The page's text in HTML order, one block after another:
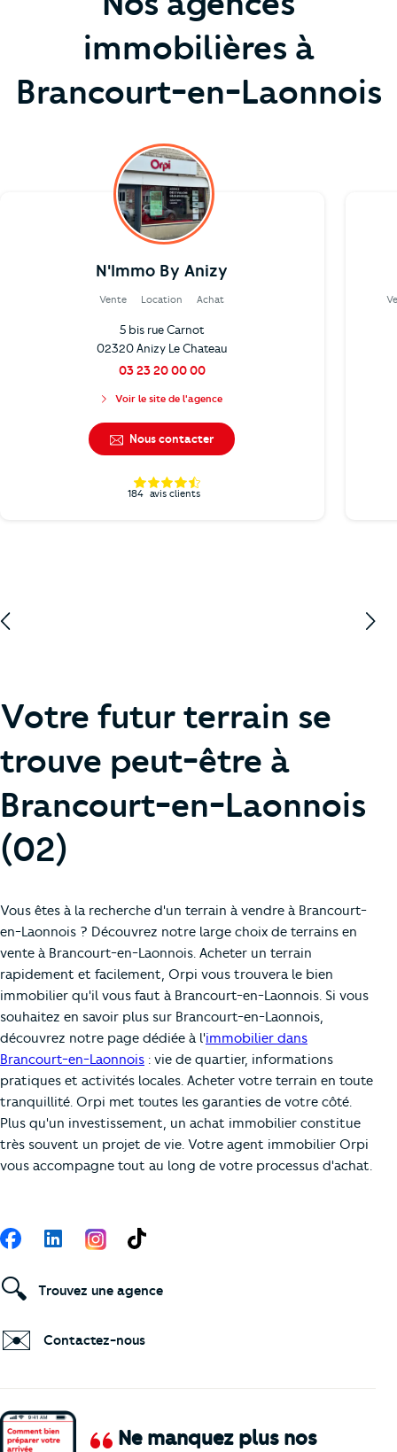
immobilières à
Brancourt-en-Laonnois
N'Immo By Anizy
Vente Location Achat
5 bis rue Carnot
02320 Anizy Le Chateau
03 23 20 00 00
Voir le site de l'agence
Nous contacter
184 avis clients
Votre futur terrain se
trouve peut-être à
Brancourt-en-Laonnois
(02)
Vous êtes à la recherche d'un terrain à vendre à Brancourt-
en-Laonnois ? Découvrez notre large choix de terrains en
vente à Brancourt-en-Laonnois. Acheter un terrain
rapidement et facilement, Orpi vous trouvera le bien
immobilier qu'il vous faut à Brancourt-en-Laonnois. Si vous
souhaitez en savoir plus sur Brancourt-en-Laonnois,
découvrez notre page dédiée à l'immobilier dans
Brancourt-en-Laonnois : vie de quartier, informations
pratiques et activités locales. Acheter votre terrain en toute
tranquillité. Orpi met toutes les garanties de votre côté.
Plus qu'un investissement, un achat immobilier constitue
très souvent un projet de vie. Votre agent immobilier Orpi
vous accompagne tout au long de votre processus d'achat.
Ne manquez plus nos
Suivez-nous
FacebookLinkedIn TikTok
🔍 Trouvez une agence
✉️ Contactez-nous